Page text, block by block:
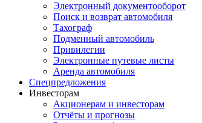
Электронный документооборот
Поиск и возврат автомобиля
Тахограф
Подменный автомобиль
Привилегии
Электронные путевые листы
Аренда автомобиля
Спецпредложения
Инвесторам
Акционерам и инвесторам
Отчёты и прогнозы